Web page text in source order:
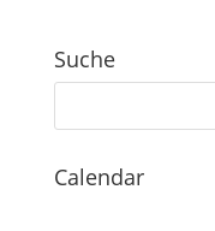
Suche
Calendar